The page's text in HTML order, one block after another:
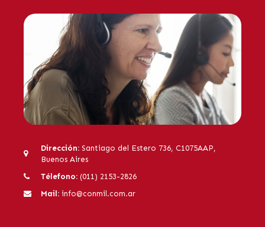
Dirección:Santiago del Estero 736, C1075AAP,
Buenos Aires
Télefono:(011) 2153-2826
Mail:info@conmil.com.ar